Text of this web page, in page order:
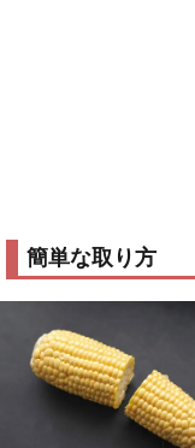
簡単な取り方